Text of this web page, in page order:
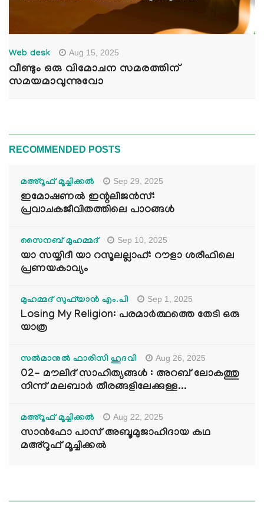
Web desk Aug 15, 2025
വീണ്ടും ഒരു വിമോചന സമരത്തിന്
സമയമാവുന്നുവോ
RECOMMENDED POSTS
മഅ്റൂഫ് മൂച്ചിക്കല്‍ Sep 29, 2025
ഇമോഷണൽ ഇന്റലിജൻസ്:
പ്രവാചകജീവിതത്തിലെ പാഠങ്ങൾ
സൈനബ് മുഹമ്മദ് Sep 10, 2025
യാ സയ്യിദീ യാ റസൂലല്ലാഹ്: റൗളാ ശരീഫിലെ
പ്രണയകാവ്യം
മുഹമ്മദ് സുഫ്‌യാൻ എം.പി Sep 1, 2025
Losing My Religion: പരമാർത്ഥത്തെ തേടി ഒരു
യാത്ര
സൽമാനുൽ ഫാരിസി ഹുദവി Aug 26, 2025
02- മൗലിദ് സാഹിത്യങ്ങൾ : അറബ് ലോകത്തു
നിന്ന് മലബാർ തീരങ്ങളിലേക്കുള്ള...
മഅ്റൂഫ് മൂച്ചിക്കല്‍ Aug 22, 2025
സാൻഫോ പാസ് അബൂമുജാഹിദായ കഥ
മഅ്റൂഫ് മൂച്ചിക്കല്‍